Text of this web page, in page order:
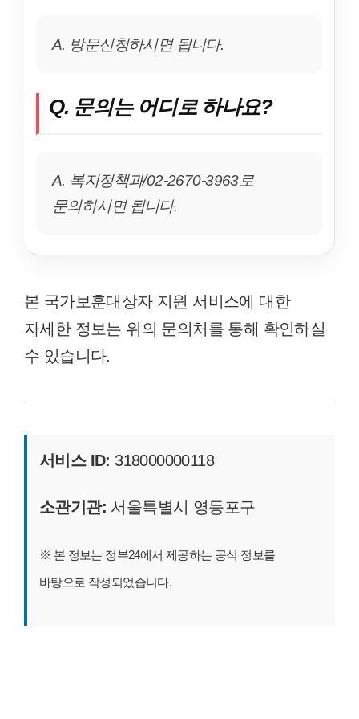
A. 방문신청하시면 됩니다.
Q. 문의는 어디로 하나요?
A. 복지정책과/02-2670-3963로
문의하시면 됩니다.
본 국가보훈대상자 지원 서비스에 대한
자세한 정보는 위의 문의처를 통해 확인하실
수 있습니다.
서비스 ID: 318000000118
소관기관: 서울특별시 영등포구
※ 본 정보는 정부24에서 제공하는 공식 정보를
바탕으로 작성되었습니다.